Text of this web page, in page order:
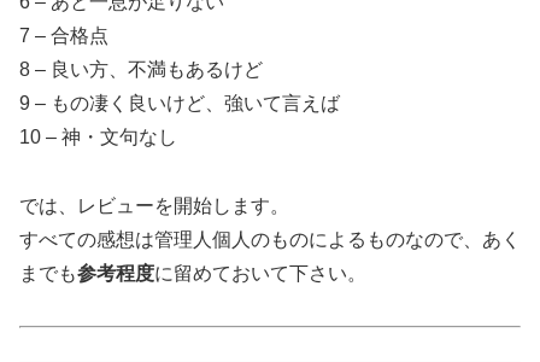
7 – 合格点
8 – 良い方、不満もあるけど
9 – もの凄く良いけど、強いて言えば
10 – 神・文句なし
では、レビューを開始します。
すべての感想は管理人個人のものによるものなので、あく
までも参考程度に留めておいて下さい。